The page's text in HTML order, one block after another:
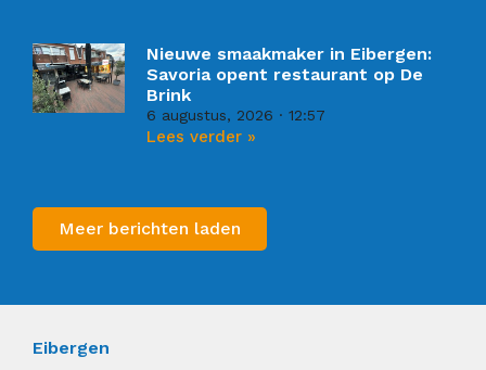
Nieuwe smaakmaker in Eibergen:
Savoria opent restaurant op De
Brink
6 augustus, 2026 12:57
Lees verder »
Meer berichten laden
Eibergen